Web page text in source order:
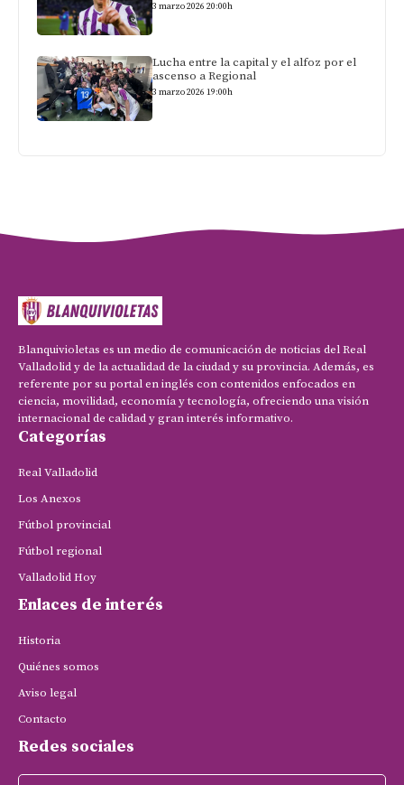
3 marzo 2026 20:00h
Lucha entre la capital y el alfoz por el
ascenso a Regional
3 marzo 2026 19:00h
Blanquivioletas es un medio de comunicación de noticias del Real
Valladolid y de la actualidad de la ciudad y su provincia. Además, es
referente por su portal en inglés con contenidos enfocados en
ciencia, movilidad, economía y tecnología, ofreciendo una visión
internacional de calidad y gran interés informativo.
Categorías
Real Valladolid
Los Anexos
Fútbol provincial
Fútbol regional
Valladolid Hoy
Enlaces de interés
Historia
Quiénes somos
Aviso legal
Contacto
Redes sociales